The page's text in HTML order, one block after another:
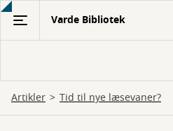
Gå
hovedindhold
Varde Bibliotek
Artikler Tid til nye læsevaner?